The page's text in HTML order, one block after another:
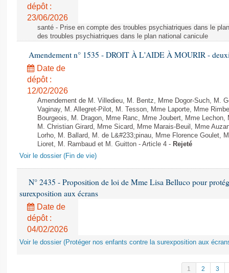
dépôt :
23/06/2026
santé - Prise en compte des troubles psychiatriques dans le
des troubles psychiatriques dans le plan national canicule
Amendement n° 1535 - DROIT À L'AIDE À MOURIR -
Date de
dépôt :
12/02/2026
Amendement de M. Villedieu, M. Bentz, Mme Dogor-Such, M.
Vaginay, M. Allegret-Pilot, M. Tesson, Mme Laporte, Mme
Bourgeois, M. Dragon, Mme Ranc, Mme Joubert, Mme
M. Christian Girard, Mme Sicard, Mme Marais-Beuil, Mme
Lorho, M. Ballard, M. de L&#233;pinau, Mme Florence Goulet,
Lioret, M. Rambaud et M. Guitton - Article 4 - Rejeté
Voir le dossier (Fin de vie)
N° 2435 - Proposition de loi de Mme Lisa Belluco pour
surexposition aux écrans
Date de
dépôt :
04/02/2026
Voir le dossier (Protéger nos enfants contre la surexposition aux
1 2 3